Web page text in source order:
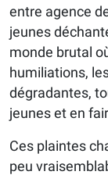
entre agence
jeunes
monde brutal
humiliations,
dégradantes,
jeunes et en
Ces plaintes
peu